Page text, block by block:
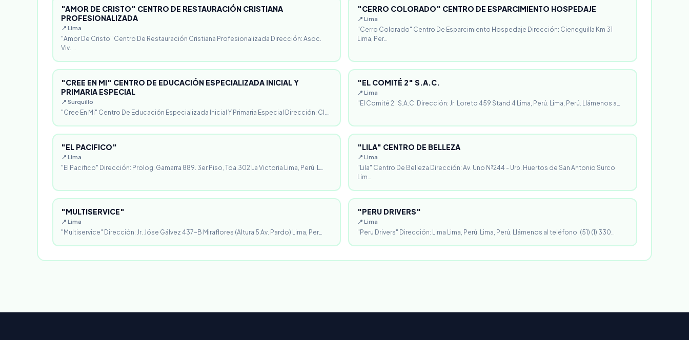
"AMOR DE CRISTO" CENTRO DE RESTAURACIÓN CRISTIANA
PROFESIONALIZADA
📍 Lima
"Amor De Cristo" Centro De Restauración Cristiana Profesionalizada Dirección: Asoc.
Viv. …
"CERRO COLORADO" CENTRO DE ESPARCIMIENTO HOSPEDAJE
📍 Lima
"Cerro Colorado" Centro De Esparcimiento Hospedaje Dirección: Cieneguilla Km 31
Lima, Per…
"CREE EN MI" CENTRO DE EDUCACIÓN ESPECIALIZADA INICIAL Y
PRIMARIA ESPECIAL
📍 Surquillo
"Cree En Mi" Centro De Educación Especializada Inicial Y Primaria Especial Dirección: Cl.…
"EL COMITÉ 2" S.A.C.
📍 Lima
"El Comité 2" S.A.C. Dirección: Jr. Loreto 459 Stand 4 Lima, Perú. Lima, Perú. Llámenos a…
"EL PACIFICO"
📍 Lima
"El Pacifico" Dirección: Prolog. Gamarra 889. 3er Piso, Tda.302 La Victoria Lima, Perú. L…
"LILA" CENTRO DE BELLEZA
📍 Lima
"Lila" Centro De Belleza Dirección: Av. Uno N³244 - Urb. Huertos de San Antonio Surco
Lim…
"MULTISERVICE"
📍 Lima
"Multiservice" Dirección: Jr. Jóse Gálvez 437-B Miraflores (Altura 5 Av. Pardo) Lima, Per…
"PERU DRIVERS"
📍 Lima
"Peru Drivers" Dirección: Lima Lima, Perú. Lima, Perú. Llámenos al teléfono: (51) (1) 330…